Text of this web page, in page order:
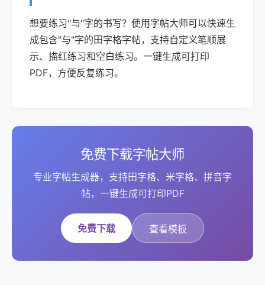
想要练习"与"字的书写？使用字帖大师可以快速生
成包含"与"字的田字格字帖，支持自定义笔顺展
示、描红练习和空白练习。一键生成可打印
PDF，方便反复练习。
免费下载字帖大师
专业字帖生成器，支持田字格、米字格、拼音字
帖，一键生成可打印PDF
免费下载 查看模板